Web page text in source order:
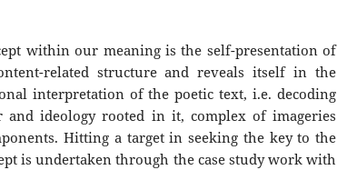
within our meaning is the self-presentation of
related structure and reveals itself in the
interpretation of the poetic text, i.e. decoding
and ideology rooted in it, complex of imageries
Hitting a target in seeking the key to the
is undertaken through the case study work with